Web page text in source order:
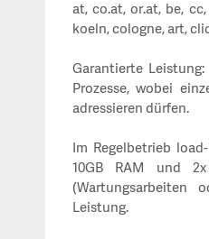
at, co.at, or.at, be,
koeln, cologne, art,
Garantierte
Prozesse, wobei
adressieren dürfen.
Im Regelbetrieb
10GB RAM und
(Wartungsarbeiten
Leistung.